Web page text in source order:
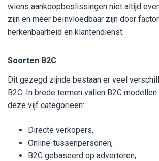
wiens aankoopbeslissingen niet altijd
zijn en meer beïnvloedbaar zijn door
herkenbaarheid en klantendienst.
Soorten B2C
Dit gezegd zijnde bestaan er veel
B2C. In brede termen vallen B2C
deze vijf categorieën:
Directe verkopers,
Online-tussenpersonen,
B2C gebaseerd op adverteren,